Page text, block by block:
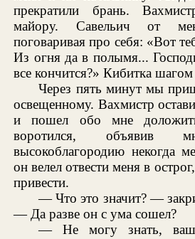
прекратили брань.
майору. Савельич от
поговаривая про себя: «Вот
Из огня да в полымя...
все кончится?» Кибитка
Через пять минут мы
освещенному. Вахмистр
и пошел обо мне
воротился,
высокоблагородию некогда
он велел отвести меня в
привести.
— Что это значит? —
— Да разве он с ума сошел?
— Не могу знать,